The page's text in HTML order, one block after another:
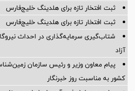
ثبت افتخار تازه برای هلدینگ خلیج‌فارس
ثبت افتخار تازه برای هلدینگ خلیج‌فارس
شتاب‌گیری سرمایه‌گذاری در احداث
آزاد
پیام معاون وزیر و رئیس سازمان
کشور به مناسبت روز خبرنگار